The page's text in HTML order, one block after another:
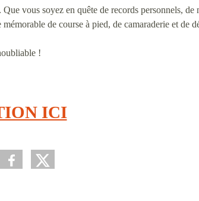
vous soyez en quête de records personnels,
de course à pied, de camaraderie et de
!
ICI